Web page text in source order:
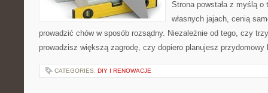
Strona powstała z myślą
własnych jajach, cenią
prowadzić chów w sposób rozsądny. Niezależnie od tego, czy
prowadzisz większą zagrodę, czy dopiero planujesz
CATEGORIES: DIY I RENOWACJE